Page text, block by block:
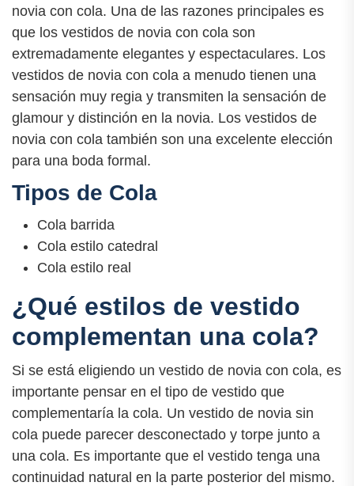
novia con cola. Una de las razones principales es
que los vestidos de novia con cola son
extremadamente elegantes y espectaculares. Los
vestidos de novia con cola a menudo tienen una
sensación muy regia y transmiten la sensación de
glamour y distinción en la novia. Los vestidos de
novia con cola también son una excelente elección
para una boda formal.
Tipos de Cola
Cola barrida
Cola estilo catedral
Cola estilo real
¿Qué estilos de vestido
complementan una cola?
Si se está eligiendo un vestido de novia con cola, es
importante pensar en el tipo de vestido que
complementaría la cola. Un vestido de novia sin
cola puede parecer desconectado y torpe junto a
una cola. Es importante que el vestido tenga una
continuidad natural en la parte posterior del mismo.